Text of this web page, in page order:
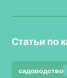
Статьи по
садоводство